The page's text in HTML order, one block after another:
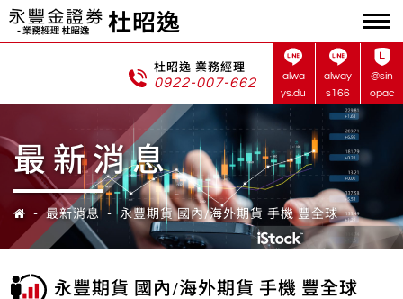
杜昭逸
杜昭逸 業務經理
0922-007-662
alwa
ys.du
alway
s166
@sin
opac
最新消息
最新消息 永豐期貨 國內/海外期貨 手機 豐全球
永豐期貨 國內/海外期貨 手機 豐全球